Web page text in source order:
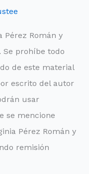
Román y
Se prohíbe todo
de este material
escrito del autor
usar
se mencione
Pérez Román y
remisión